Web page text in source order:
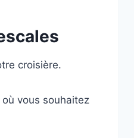
croisière.
vous souhaitez